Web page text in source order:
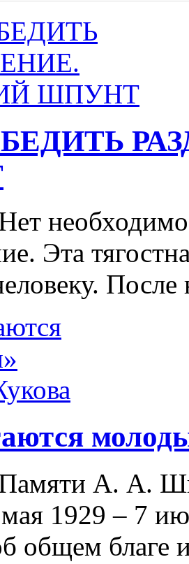
Эта
После
А. А.
1929 – 7
общем благе